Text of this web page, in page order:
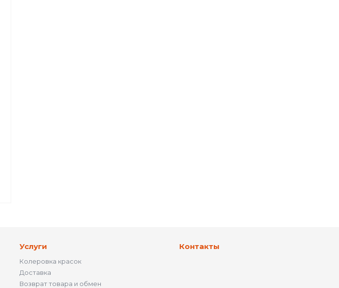
Услуги
Колеровка красок
Доставка
Возврат товара и обмен
Контакты